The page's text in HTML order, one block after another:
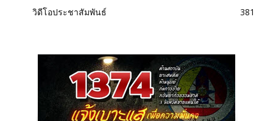
วิดีโอประชาสัมพันธ์
381